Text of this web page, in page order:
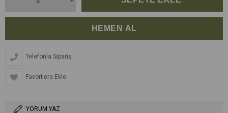
Telefonla Sipariş
Favorilere Ekle
YORUM YAZ